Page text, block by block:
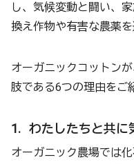
し、気候変動と闘い、
換え作物や有害な農薬を
オーガニックコットン
肢である6つの理由をご
1. わたしたちと共に
オーガニック農場では